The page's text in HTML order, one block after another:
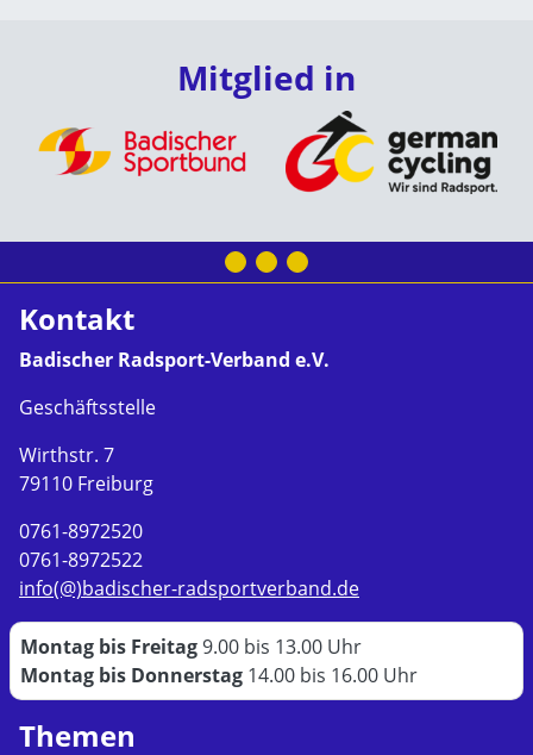
Mitglied in
Kontakt
Badischer Radsport-Verband e.V.
Geschäftsstelle
Wirthstr. 7
79110 Freiburg
0761-8972520
0761-8972522
info(@)badischer-radsportverband.de
Montag bis Freitag9.00 bis 13.00 Uhr
Montag bis Donnerstag 14.00 bis 16.00 Uhr
Themen